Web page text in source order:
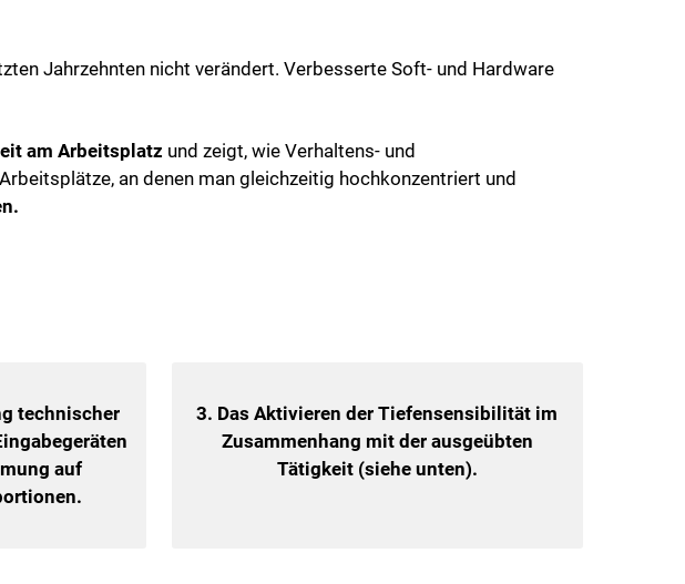
Jahrzehnten nicht verändert. Verbesserte Soft- und Hardware
am Arbeitsplatz und zeigt, wie Verhaltens- und
an denen man gleichzeitig hochkonzentriert und
technischer
auf
3. Das Aktivieren der Tiefensensibilität im
Zusammenhang mit der ausgeübten
Tätigkeit (siehe unten).